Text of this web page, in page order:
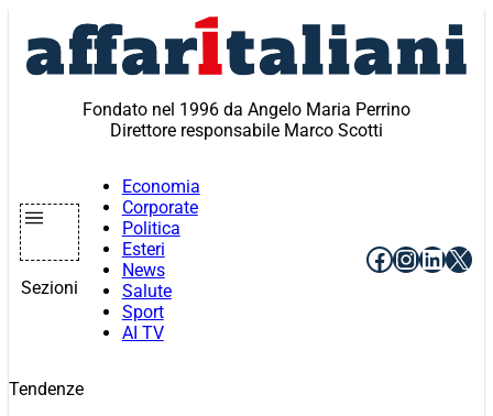
contenuto
Fondato nel 1996 da Angelo Maria Perrino
Direttore responsabile Marco Scotti
Sezioni
Economia
Corporate
Politica
Esteri
News
Salute
Sport
AI TV
Facebook
X
Tendenze